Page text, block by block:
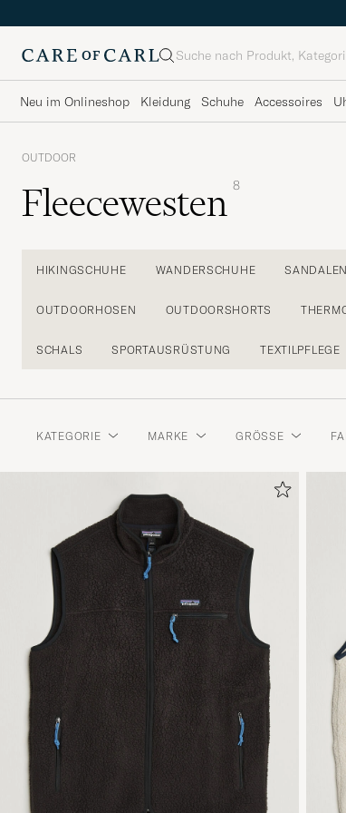
Suche
Neu im Onlineshop Kleidung Schuhe Accessoires
OUTDOOR
Fleecewesten 8
HIKINGSCHUHE WANDERSCHUHE
OUTDOORHOSEN OUTDOORSHORTS
SCHALS SPORTAUSRÜSTUNG TEXTILPFLEGE
KATEGORIE MARKE GRÖSSE